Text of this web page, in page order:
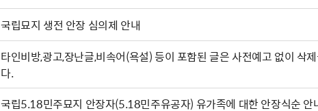
국립묘지 생전 안장 심의제 안내
타인비방,광고,장난글,비속어(욕설) 등이 포함된 글은 사전예고 없이 삭
다.
국립5.18민주묘지 안장자(5.18민주유공자) 유가족에 대한 안장식순 안